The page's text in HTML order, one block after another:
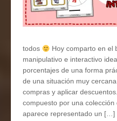
todos
Hoy comparto en el
manipulativo e interactivo
porcentajes de una forma
de una situación muy
compras y aplicar
compuesto por una
aparece representado un […]